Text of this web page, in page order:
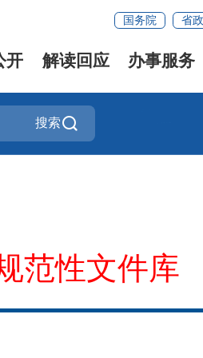
国务院 省
开 解读回应 办事服务
搜索
范性文件库